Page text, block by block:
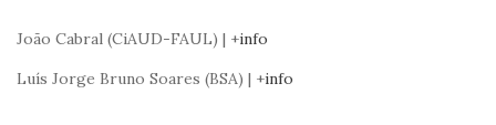
João Cabral (CiAUD-FAUL) | +info
Luís Jorge Bruno Soares (BSA) | +info